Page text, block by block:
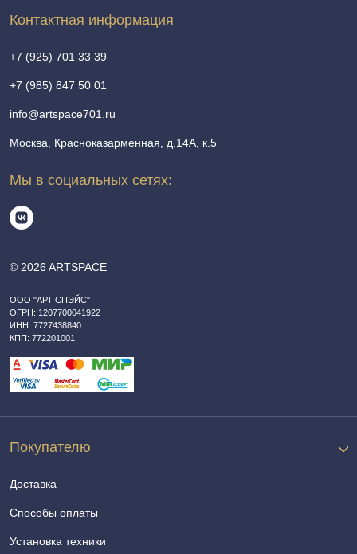
© 2026 ARTSPACE
ООО "АРТ СПЭЙС"
ОГРН: 1207700041922
ИНН: 7727438840
КПП: 772201001
Покупателю
Доставка
Способы оплаты
Установка техники
Контактная информация
+7 (925) 701 33 39
+7 (985) 847 50 01
info@artspace701.ru
Москва, Красноказарменная, д.14А, к.5
Мы в социальных сетях: